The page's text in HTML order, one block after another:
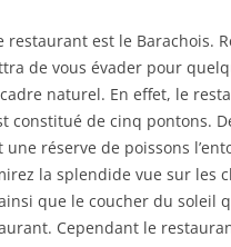
restaurant est le Barachois.
de vous évader pour
naturel. En effet, le
constitué de cinq pontons.
réserve de poissons
la splendide vue sur les
que le coucher du soleil
Cependant le